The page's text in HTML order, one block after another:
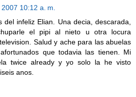
10:12 a. m.
del infeliz Elian. Una decia, descarada,
el pipi al nieto u otra locura
Salud y ache para las abuelas
que todavia las tienen. Mi
twice already y yo solo la he visto
anos.